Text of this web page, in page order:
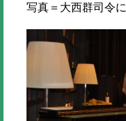
写真＝大西群司令